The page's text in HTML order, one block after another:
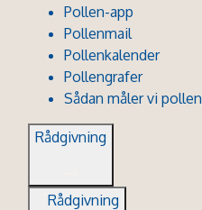
Pollen-app
Pollenmail
Pollenkalender
Pollengrafer
Sådan måler vi pollen
Rådgivning
Rådgivning